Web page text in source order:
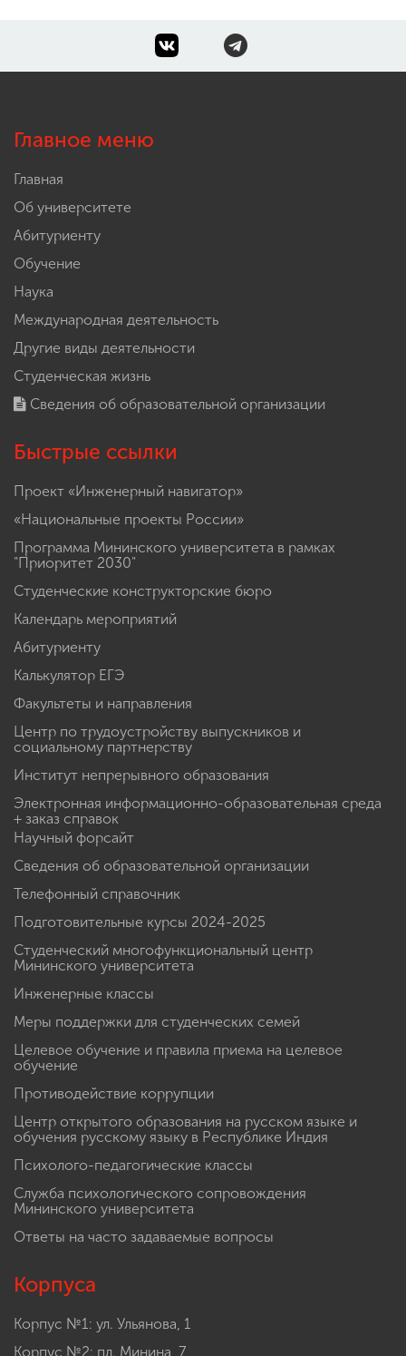
Главное меню
Главная
Об университете
Абитуриенту
Обучение
Наука
Международная деятельность
Другие виды деятельности
Студенческая жизнь
Быстрые ссылки
Проект «Инженерный навигатор»
«Национальные проекты России»
"Приоритет 2030"
Студенческие конструкторские бюро
Календарь мероприятий
Абитуриенту
Калькулятор ЕГЭ
Факультеты и направления
социальному партнерству
Институт непрерывного образования
Электронная информационно-образовательная среда
+ заказ справок
Научный форсайт
Сведения об образовательной организации
Телефонный справочник
Подготовительные курсы 2024-2025
Мининского университета
Инженерные классы
Меры поддержки для студенческих семей
обучение
Противодействие коррупции
обучения русскому языку в Республике Индия
Психолого-педагогические классы
Мининского университета
Корпуса